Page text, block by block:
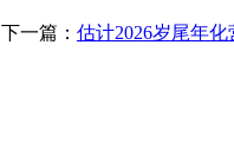
下一篇： 估计2026岁尾年